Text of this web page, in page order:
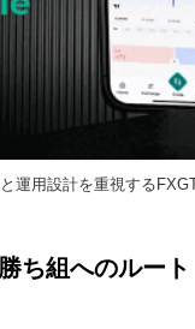
運用設計を重視する
ち組へのルート